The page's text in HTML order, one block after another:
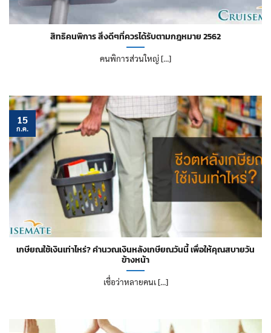
สิทธิคนพิการ สิ่งดีๆที่ควรได้รับตามกฎหมาย 2562
คนพิการส่วนใหญ่ [...]
เกษียณใช้เงินเท่าไหร่? คำนวณเงินหลังเกษียณวันนี้ เพื่อให้คุณสบายวัน
ข้างหน้า
เชื่อว่าหลายคนเ [...]
15
ก.ค.